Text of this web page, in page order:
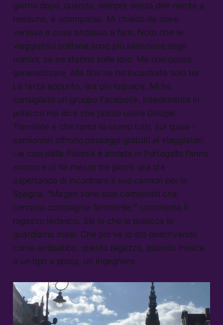
giorno dopo, quando, sempre senza dire niente a
nessuno, è scomparsa. Mi chiedo da dove
venisse e cosa andasse a fare. Noto che le
viaggiatrici solitarie sono più silenziose degli
uomini, se ne stanno sulle loro. Ma non posso
generalizzare, alla fine ne ho incontrate solo tre.
La terza appunto, era più loquace. Mi ha
consigliato un gruppo Facebook, interamente in
polacco ma dice che posso usare Google
Translate e che tanto lo usano tutti, sul quale i
camionisti offrono passaggi gratuiti ai viaggiatori.
Lei così dalla Polonia è andata in Portogallo l’anno
scorso e ci ha messo tre giorni, ora sta
aspettando di incontrare il suo camion per la
Spagna. “Magari sono solo camionisti che
cercano compagnia femminile,” commenta il
ragazzo tedesco. Sia io che la polacca lo
guardiamo male. Che poi ve lo sto descrivendo
come antipatico, questo ragazzo, quando invece
è un tipo a posto, un ingegnere.